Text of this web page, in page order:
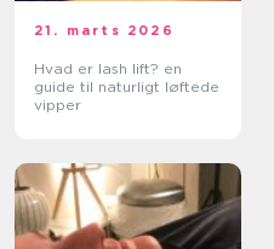
21. marts 2026
Hvad er lash lift? en
guide til naturligt løftede
vipper